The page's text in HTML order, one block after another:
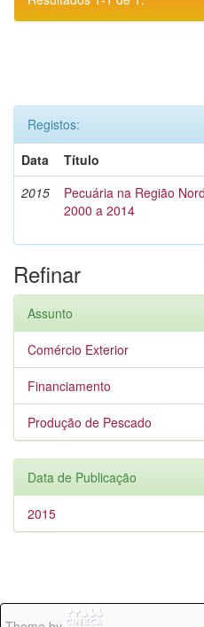
Registos:
Data
Título
2015
Pecuária na Região
2000 a 2014
Refinar
Assunto
Comércio Exterior
Financiamento
Produção de Pescado
Data de Publicação
2015